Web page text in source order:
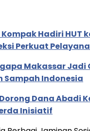
Hadiri HUT
Perkuat
Makassar Jadi
Sampah Indonesia
Dorong Dana Abadi
Inisiatif